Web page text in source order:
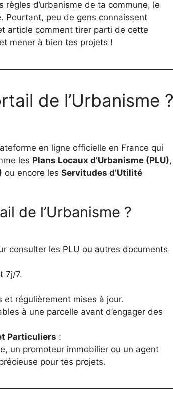
d’urbanisme de ta commune, le
Pourtant, peu de gens connaissent
article comment tirer parti de cette
mener à bien tes projets !
de l’Urbanisme ?
en ligne officielle en France qui
les Plans Locaux d’Urbanisme (PLU),
ou encore les Servitudes d’Utilité
de l’Urbanisme ?
consulter les PLU ou autres documents
7j/7.
régulièrement mises à jour.
à une parcelle avant d’engager des
Particuliers :
un promoteur immobilier ou un agent
pour tes projets.